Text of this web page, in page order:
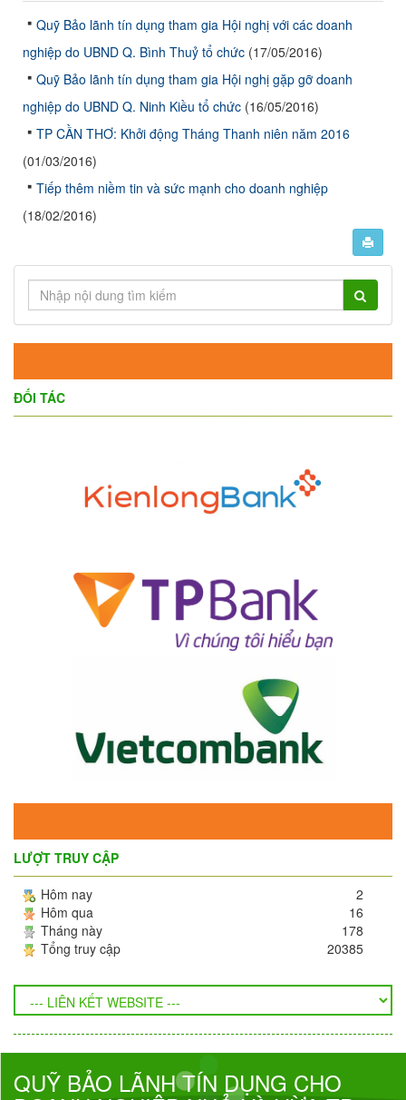
Quỹ Bảo lãnh tín dụng tham gia Hội nghị với các doanh
nghiệp do UBND Q. Bình Thuỷ tổ chức (17/05/2016)
Quỹ Bảo lãnh tín dụng tham gia Hội nghị gặp gỡ doanh
nghiệp do UBND Q. Ninh Kiều tổ chức (16/05/2016)
TP CẦN THƠ: Khởi động Tháng Thanh niên năm 2016
(01/03/2016)
Tiếp thêm niềm tin và sức mạnh cho doanh nghiệp
(18/02/2016)
ĐỐI TÁC
LƯỢT TRUY CẬP
Hôm nay
2
Hôm qua
16
Tháng này
178
Tổng truy cập
20385
QUỸ BẢO LÃNH TÍN DỤNG CHO